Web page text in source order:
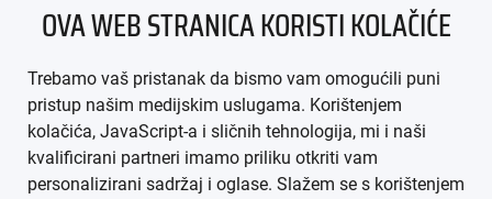
IMPRESSUM
AGB
DATENSCHUTZ
OVA WEB STRANICA KORISTI KOLAČIĆE
Trebamo vaš pristanak da bismo vam omogućili puni
pristup našim medijskim uslugama. Korištenjem
kolačića, JavaScript-a i sličnih tehnologija, mi i naši
kvalificirani partneri imamo priliku otkriti vam
personalizirani sadržaj i oglase. Slažem se s korištenjem